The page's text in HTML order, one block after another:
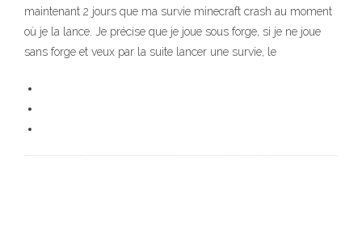
maintenant 2 jours que ma survie minecraft crash au moment
où je la lance. Je précise que je joue sous forge, si je ne joue
sans forge et veux par la suite lancer une survie, le